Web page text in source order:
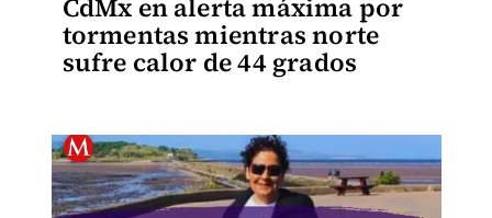
CdMx en alerta máxima por
tormentas mientras norte
sufre calor de 44 grados